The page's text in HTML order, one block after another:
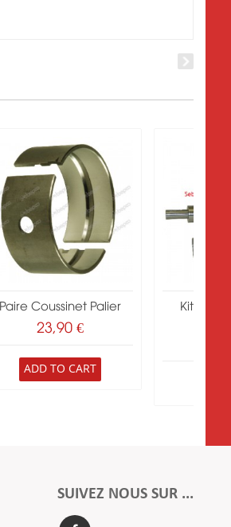
Paire Coussinet Palier
23,90 €
ADD TO CART
Kit
SUIVEZ NOUS SUR ...